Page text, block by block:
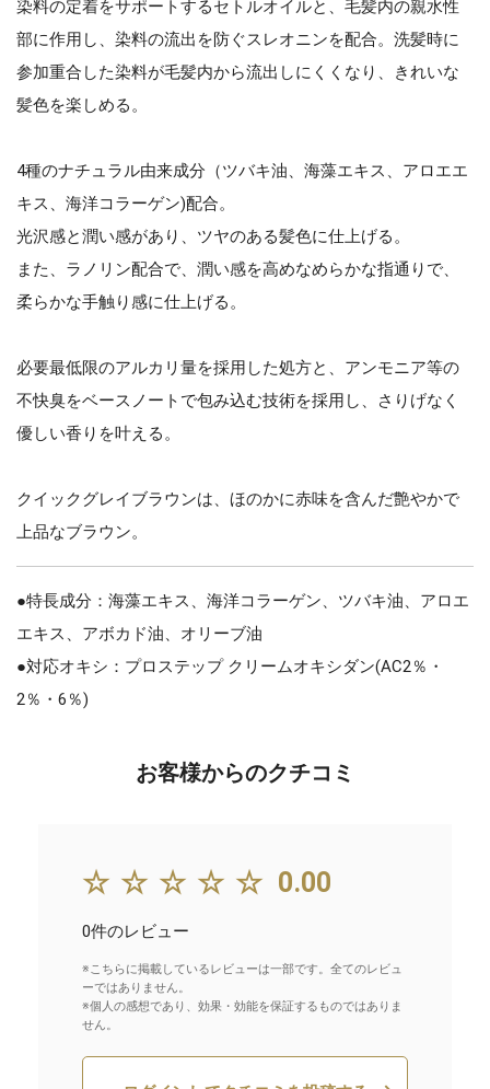
染料の定着をサポートするセトルオイルと、毛髪内の親水性
部に作用し、染料の流出を防ぐスレオニンを配合。洗髪時に
参加重合した染料が毛髪内から流出しにくくなり、きれいな
髪色を楽しめる。
4種のナチュラル由来成分（ツバキ油、海藻エキス、アロエエ
キス、海洋コラーゲン)配合。
光沢感と潤い感があり、ツヤのある髪色に仕上げる。
また、ラノリン配合で、潤い感を高めなめらかな指通りで、
柔らかな手触り感に仕上げる。
必要最低限のアルカリ量を採用した処方と、アンモニア等の
不快臭をベースノートで包み込む技術を採用し、さりげなく
優しい香りを叶える。
クイックグレイブラウンは、ほのかに赤味を含んだ艶やかで
上品なブラウン。
●特長成分：海藻エキス、海洋コラーゲン、ツバキ油、アロエ
エキス、アボカド油、オリーブ油
●対応オキシ：プロステップ クリームオキシダン(AC2％・
2％・6％)
お客様からのクチコミ
☆☆☆☆☆ 0.00
0件のレビュー
※こちらに掲載しているレビューは一部です。全てのレビュ
ーではありません。
※個人の感想であり、効果・効能を保証するものではありま
せん。